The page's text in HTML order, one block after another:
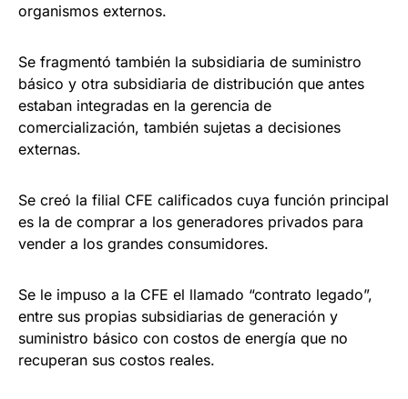
organismos externos.
Se fragmentó también la subsidiaria de suministro
básico y otra subsidiaria de distribución que antes
estaban integradas en la gerencia de
comercialización, también sujetas a decisiones
externas.
Se creó la filial CFE calificados cuya función principal
es la de comprar a los generadores privados para
vender a los grandes consumidores.
Se le impuso a la CFE el llamado “contrato legado”,
entre sus propias subsidiarias de generación y
suministro básico con costos de energía que no
recuperan sus costos reales.